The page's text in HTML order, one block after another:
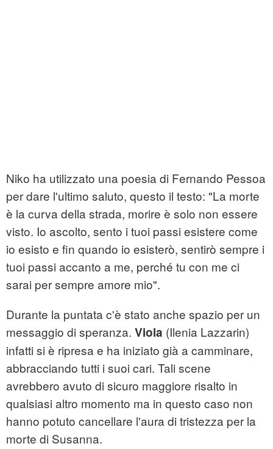
Niko ha utilizzato una poesia di Fernando Pessoa
per dare l'ultimo saluto, questo il testo: "La morte
è la curva della strada, morire è solo non essere
visto. Io ascolto, sento i tuoi passi esistere come
io esisto e fin quando io esisterò, sentirò sempre i
tuoi passi accanto a me, perché tu con me ci
sarai per sempre amore mio".
Durante la puntata c'è stato anche spazio per un
messaggio di speranza. Viola (Ilenia Lazzarin)
infatti si è ripresa e ha iniziato già a camminare,
abbracciando tutti i suoi cari. Tali scene
avrebbero avuto di sicuro maggiore risalto in
qualsiasi altro momento ma in questo caso non
hanno potuto cancellare l'aura di tristezza per la
morte di Susanna.